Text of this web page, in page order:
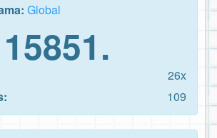
Global
15851.
26x
109